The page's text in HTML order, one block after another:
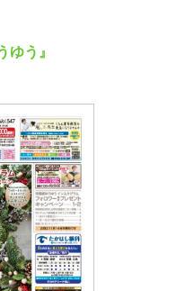
ゆう』